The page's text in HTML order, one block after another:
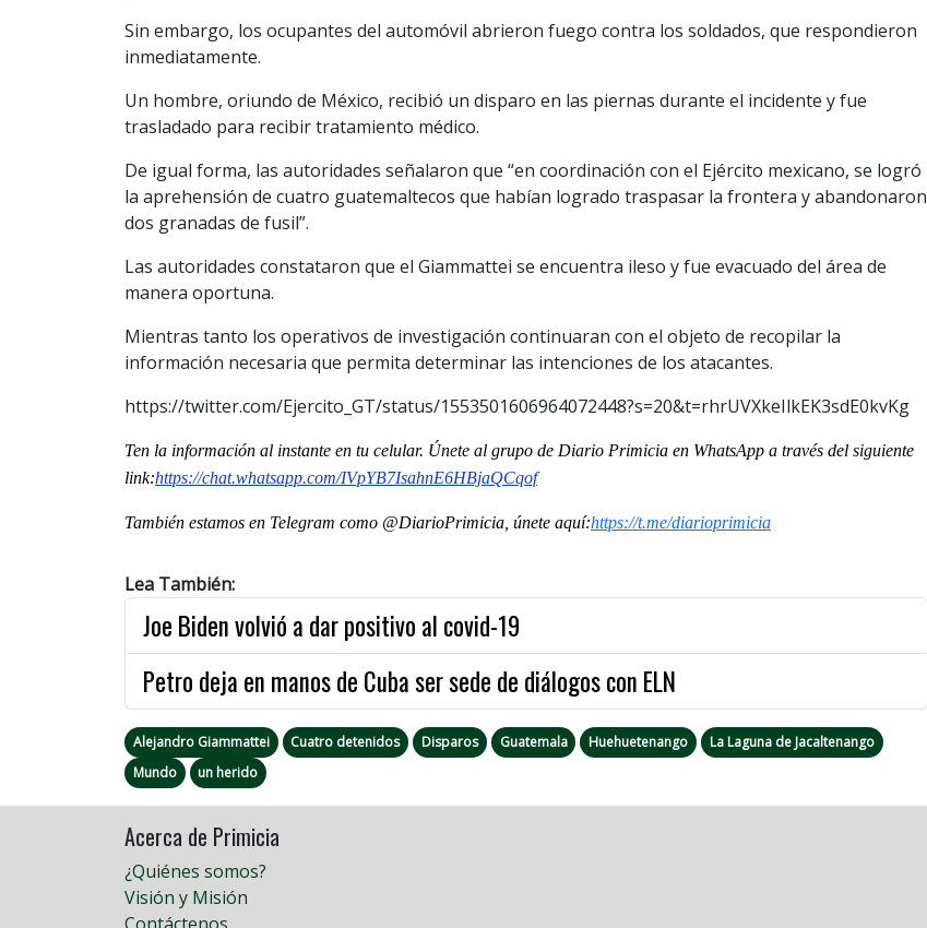
Sin embargo, los ocupantes del automóvil abrieron fuego contra los soldados, que respondieron
inmediatamente.
Un hombre, oriundo de México, recibió un disparo en las piernas durante el incidente y fue
trasladado para recibir tratamiento médico.
De igual forma, las autoridades señalaron que “en coordinación con el Ejército mexicano, se logró
la aprehensión de cuatro guatemaltecos que habían logrado traspasar la frontera y abandonaron
dos granadas de fusil”.
Las autoridades constataron que el Giammattei se encuentra ileso y fue evacuado del área de
manera oportuna.
Mientras tanto los operativos de investigación continuaran con el objeto de recopilar la
información necesaria que permita determinar las intenciones de los atacantes.
https://twitter.com/Ejercito_GT/status/1553501606964072448?s=20&t=rhrUVXkeIlkEK3sdE0kvKg
Ten la información al instante en tu celular. Únete al grupo de Diario Primicia en WhatsApp a través del siguiente
link:https://chat.whatsapp.com/IVpYB7IsahnE6HBjaQCqof
También estamos en Telegram como @DiarioPrimicia, únete aquí:https://t.me/diarioprimicia
Lea También:
Joe Biden volvió a dar positivo al covid-19
Petro deja en manos de Cuba ser sede de diálogos con ELN
Alejandro Giammattei Cuatro detenidos Disparos Guatemala Huehuetenango
La Laguna de Jacaltenango
Mundo
un herido
Acerca de Primicia
¿Quiénes somos?
Visión y Misión